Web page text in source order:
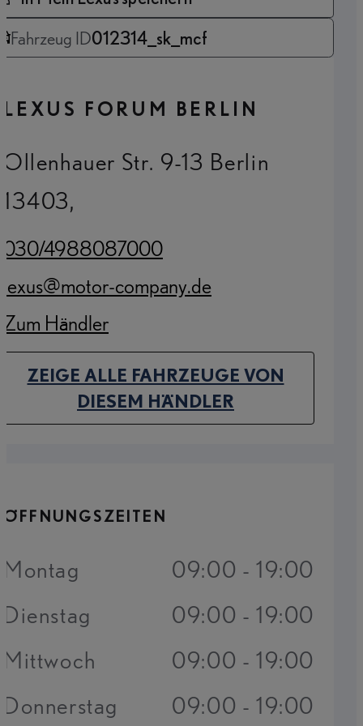
Fahrzeug ID012314_sk_mcf
LEXUS FORUM BERLIN
Ollenhauer Str. 9-13 Berlin
13403,
030/4988087000
(Opens in new tab)
lexus@motor-company.de
(Opens in new tab)
Zum Händler
(Opens in new tab)
ZEIGE ALLE FAHRZEUGE VON
DIESEM HÄNDLER(OPENS IN NEW TAB)
ÖFFNUNGSZEITEN
Montag
09:00 - 19:00
Dienstag
09:00 - 19:00
Mittwoch
09:00 - 19:00
Donnerstag
09:00 - 19:00